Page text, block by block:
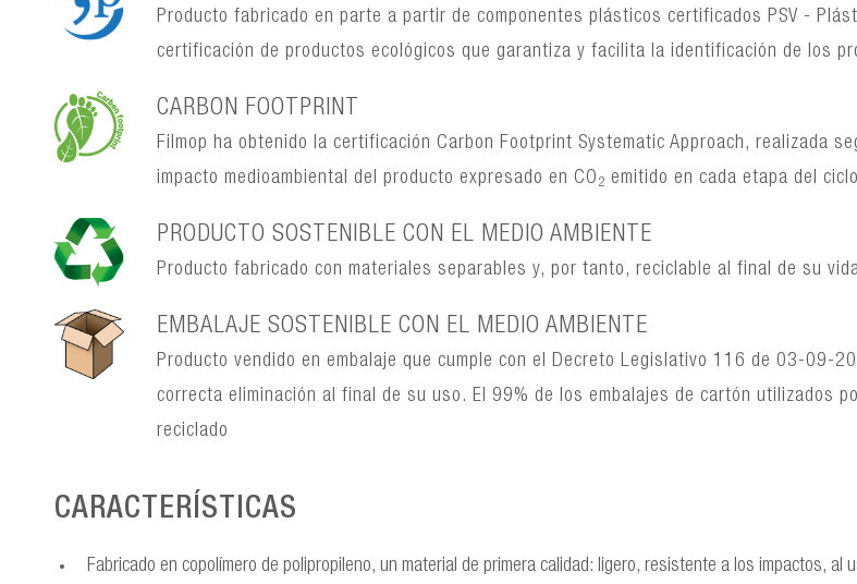
Producto fabricado en parte a partir de componentes plásticos certificados PSV -
certificación de productos ecológicos que garantiza y facilita la identificación de los
CARBON FOOTPRINT
Filmop ha obtenido la certificación Carbon Footprint Systematic Approach, realizada
impacto medioambiental del producto expresado en CO 2 emitido en cada etapa del
PRODUCTO SOSTENIBLE CON EL MEDIO AMBIENTE
Producto fabricado con materiales separables y, por tanto, reciclable al final de su
EMBALAJE SOSTENIBLE CON EL MEDIO AMBIENTE
Producto vendido en embalaje que cumple con el Decreto Legislativo 116 de 03-09-
correcta eliminación al final de su uso. El 99% de los embalajes de cartón utilizados
reciclado
CARACTERÍSTICAS
Fabricado en copolímero de polipropileno, un material de primera calidad: ligero, resistente a los impactos, al